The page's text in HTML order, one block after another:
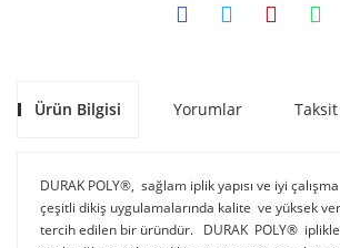
Ürün Bilgisi Yorumlar
DURAK POLY®, sağlam iplik yapısı ve iyi
çeşitli dikiş uygulamalarında kalite ve yüksek
tercih edilen bir üründür. DURAK POLY®